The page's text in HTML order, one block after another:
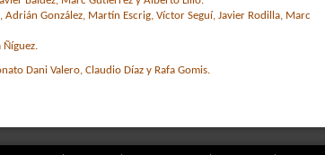
Adrián González, Martín Escrig, Víctor Seguí, Javier Rodilla, Marc
Ñíguez.
Dani Valero, Claudio Díaz y Rafa Gomis.